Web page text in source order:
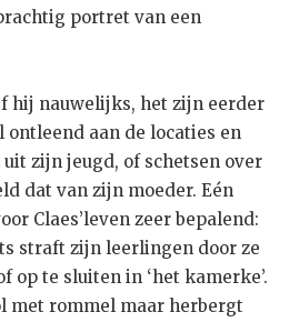
portret van een
hij nauwelijks, het zijn eerder
aan de locaties en
zijn jeugd, of schetsen over
dat van zijn moeder. Eén
Claes’leven zeer bepalend:
straft zijn leerlingen door ze
op te sluiten in ‘het kamerke’.
met rommel maar herbergt